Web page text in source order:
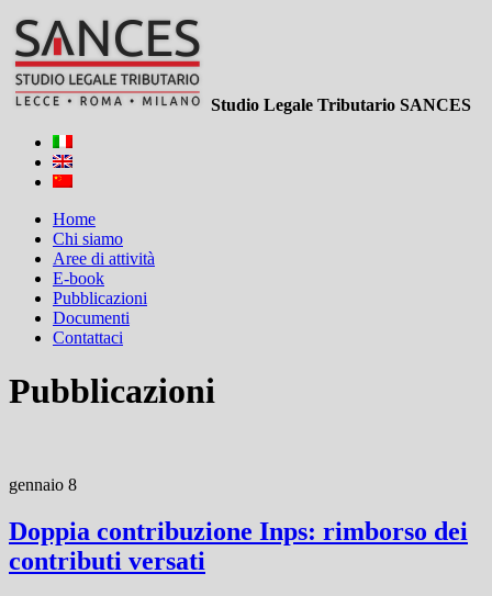
Studio Legale Tributario SANCES
Home
Chi siamo
Aree di attività
E-book
Pubblicazioni
Documenti
Contattaci
Pubblicazioni
gennaio 8
Doppia contribuzione Inps: rimborso dei
contributi versati